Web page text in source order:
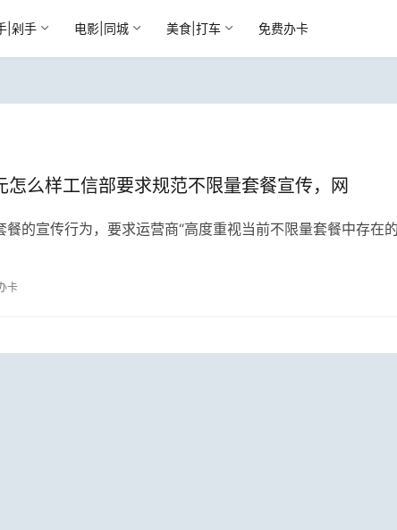
|剁手 电影|同城 美食|打车 免费办卡
么样工信部要求规范不限量套餐宣传，网
餐的宣传行为，要求运营商“高度重视当前不限量套餐中存在
卡